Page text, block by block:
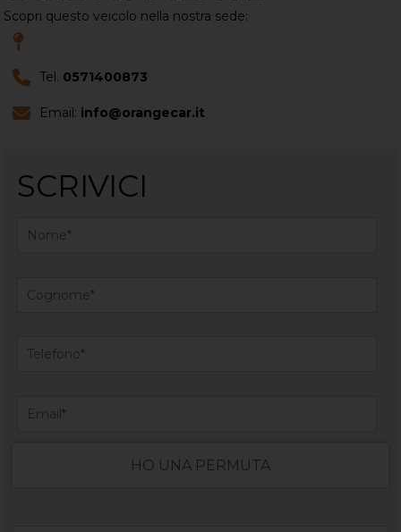
Scopri questo veicolo nella nostra sede:
Tel. 0571400873
Email: info@orangecar.it
SCRIVICI
HO UNA PERMUTA